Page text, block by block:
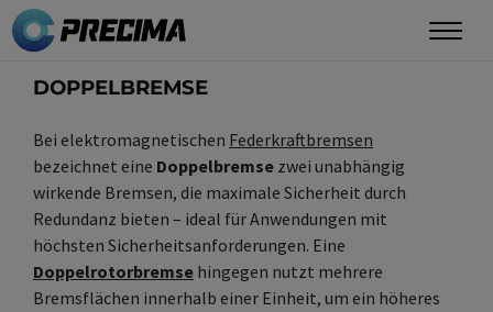
Direkt
zum
DOPPELBREMSE
Bei elektromagnetischen Federkraftbremsen
bezeichnet eine Doppelbremse zwei unabhängig
wirkende Bremsen, die maximale Sicherheit durch
Redundanz bieten – ideal für Anwendungen mit
höchsten Sicherheitsanforderungen. Eine
Doppelrotorbremse hingegen nutzt mehrere
Bremsflächen innerhalb einer Einheit, um ein höheres